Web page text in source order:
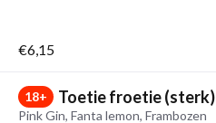
€6,15
18+ Toetie froetie (sterk)
Pink Gin, Fanta lemon, Frambozen